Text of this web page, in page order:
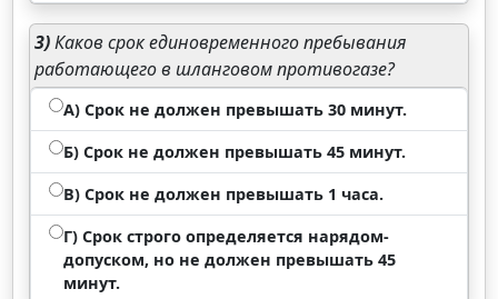
3)Каков срок единовременного пребывания
работающего в шланговом противогазе?
А) Срок не должен превышать 30 минут.
Б) Срок не должен превышать 45 минут.
В) Срок не должен превышать 1 часа.
Г) Срок строго определяется нарядом-
допуском, но не должен превышать 45
минут.